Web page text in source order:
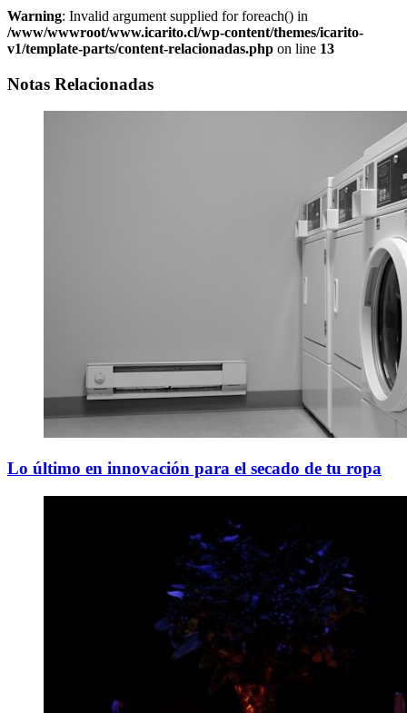
Warning: Invalid argument supplied for foreach() in
/www/wwwroot/www.icarito.cl/wp-content/themes/icarito-
v1/template-parts/content-relacionadas.php on line 13
Notas Relacionadas
Lo último en innovación para el secado de tu ropa